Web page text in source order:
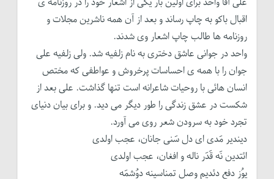
اقبال باکو به چاپ رساند و بعد از آن همه ناشرین مجلات و
روزنامه ها طالب چاپ اشعار وی شدند.
واحد در جوانی عاشق دختری به نام زلفیه شد. ولی زلفیه علی
جوان را با همه ی احساسات پرخروش و عواطفی که مختص
انسان هائی با روحیات شاعرانه است تنها گذاشت. علی بعد از
شکست در عشق زندگی را طور دیگر می دید. و برای بیان دنیای
تجرد خود به سرودن شعر روی می آورد.
دیندیر مَدی ای دل سَنی جانان، عجب اولدی
ائتدین نَه قَدَر ناله و افغان، عجب اولدی
یوُز دفع دئدیم وصل تمناسینه دوُشمَه